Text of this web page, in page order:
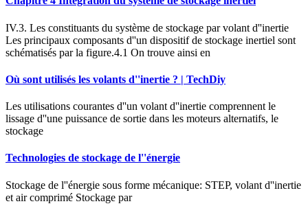
IV.3. Les constituants du système de stockage par volant d''inertie
Les principaux composants d''un dispositif de stockage inertiel sont
schématisés par la figure.4.1 On trouve ainsi en
Où sont utilisés les volants d''inertie ? | TechDiy
Les utilisations courantes d''un volant d''inertie comprennent le
lissage d''une puissance de sortie dans les moteurs alternatifs, le
stockage
Technologies de stockage de l''énergie
Stockage de l''énergie sous forme mécanique: STEP, volant d''inertie
et air comprimé Stockage par